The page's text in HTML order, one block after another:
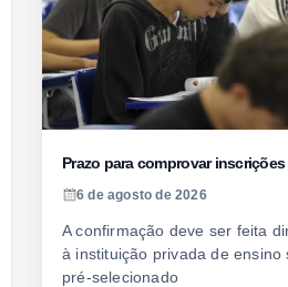
Prazo para comprovar
6 de agosto de 2026
A confirmação deve ser feita
à instituição privada de ensino
pré-selecionado